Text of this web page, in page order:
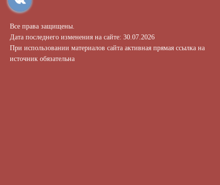
Все права защищены.
Дата последнего изменения на сайте: 30.07.2026
При использовании материалов сайта активная прямая ссылка на
источник обязательна